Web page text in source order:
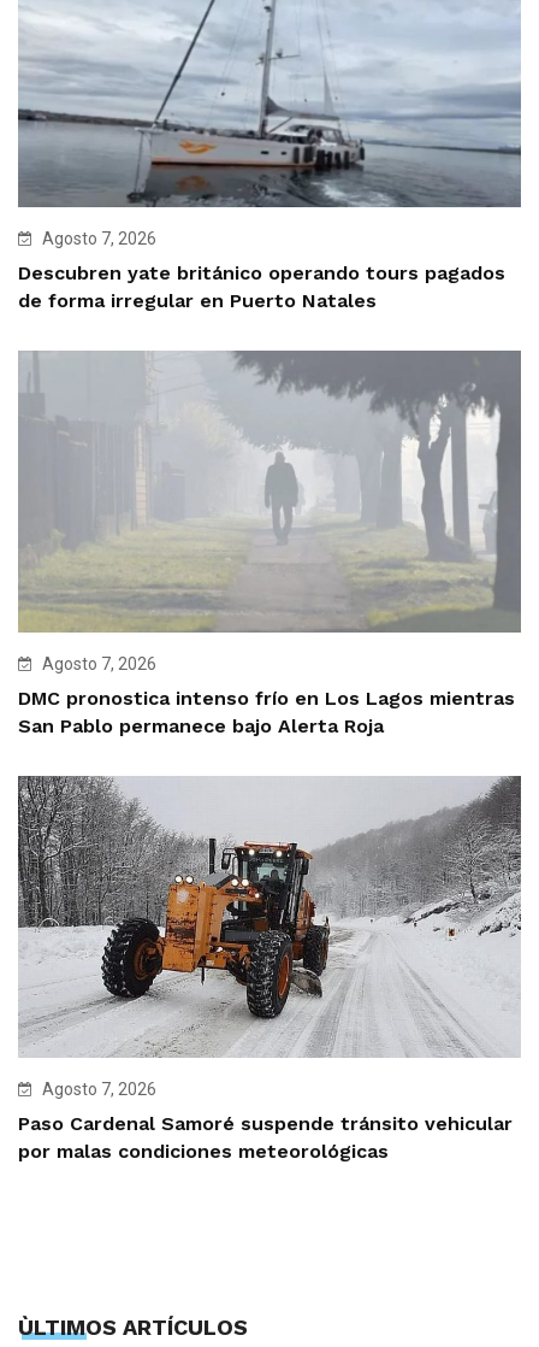
Agosto 7, 2026
Descubren yate británico operando tours pagados
de forma irregular en Puerto Natales
Agosto 7, 2026
DMC pronostica intenso frío en Los Lagos mientras
San Pablo permanece bajo Alerta Roja
Agosto 7, 2026
Paso Cardenal Samoré suspende tránsito vehicular
por malas condiciones meteorológicas
ÙLTIMOS ARTÍCULOS